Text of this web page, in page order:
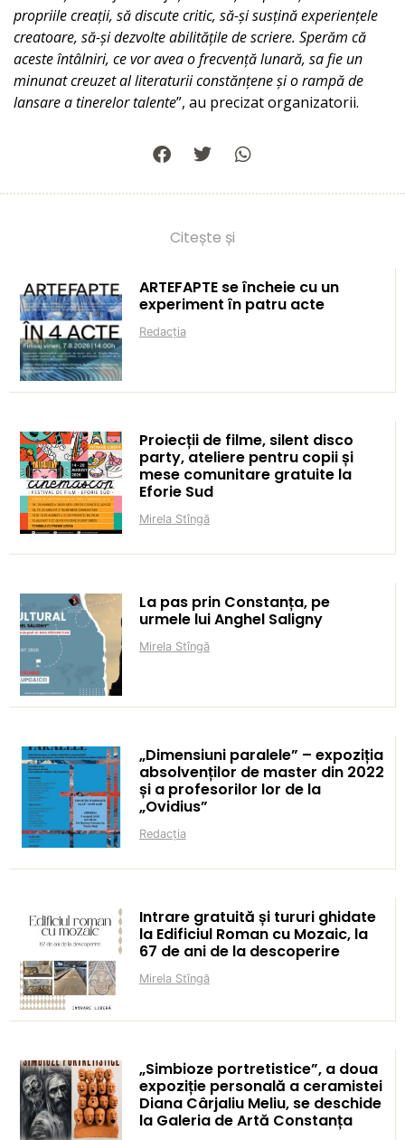
propriile creații, să discute critic, să-și susțină experiențele
creatoare, să-și dezvolte abilitățile de scriere. Sperăm că
aceste întâlniri, ce vor avea o frecvență lunară, sa fie un
minunat creuzet al literaturii constănțene și o rampă de
lansare a tinerelor talente”, au precizat organizatorii.
Citește și
ARTEFAPTE se încheie cu un
experiment în patru acte
Redacția
Proiecții de filme, silent disco
party, ateliere pentru copii și
mese comunitare gratuite la
Eforie Sud
Mirela Stîngă
La pas prin Constanța, pe
urmele lui Anghel Saligny
Mirela Stîngă
„Dimensiuni paralele” – expoziția
absolvenților de master din 2022
și a profesorilor lor de la
„Ovidius”
Redacția
Intrare gratuită și tururi ghidate
la Edificiul Roman cu Mozaic, la
67 de ani de la descoperire
Mirela Stîngă
„Simbioze portretistice”, a doua
expoziție personală a ceramistei
Diana Cârjaliu Meliu, se deschide
la Galeria de Artă Constanța